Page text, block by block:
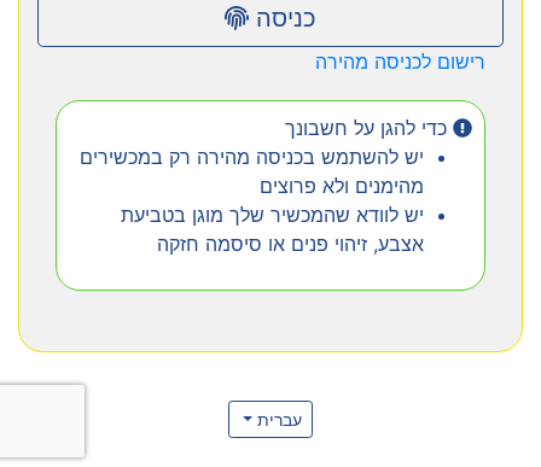
כניסה
רישום לכניסה מהירה
כדי להגן על חשבונך
יש להשתמש בכניסה מהירה רק במכשירים
מהימנים ולא פרוצים
יש לוודא שהמכשיר שלך מוגן בטביעת
אצבע, זיהוי פנים או סיסמה חזקה
עברית